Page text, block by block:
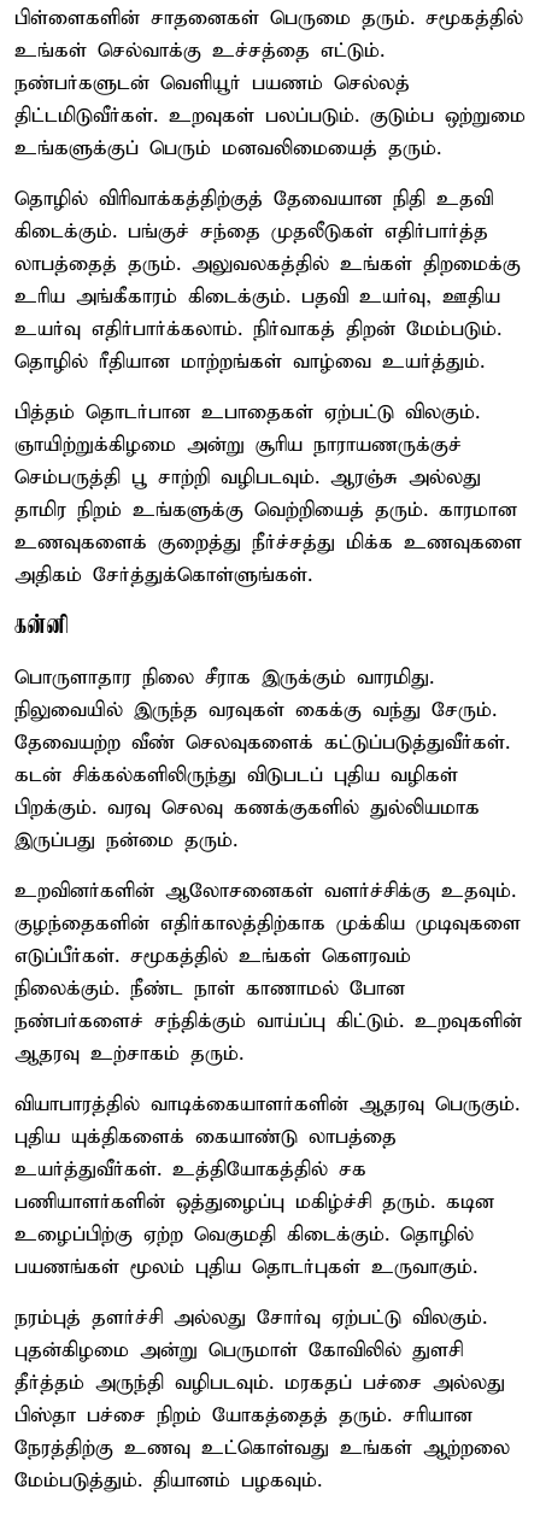
பிள்ளைகளின் சாதனைகள் பெருமை தரும். சமூகத்தில்
உங்கள் செல்வாக்கு உச்சத்தை எட்டும்.
நண்பர்களுடன் வெளியூர் பயணம் செல்லத்
திட்டமிடுவீர்கள். உறவுகள் பலப்படும். குடும்ப ஒற்றுமை
உங்களுக்குப் பெரும் மனவலிமையைத் தரும்.
தொழில் விரிவாக்கத்திற்குத் தேவையான நிதி உதவி
கிடைக்கும். பங்குச் சந்தை முதலீடுகள் எதிர்பார்த்த
லாபத்தைத் தரும். அலுவலகத்தில் உங்கள் திறமைக்கு
உரிய அங்கீகாரம் கிடைக்கும். பதவி உயர்வு, ஊதிய
உயர்வு எதிர்பார்க்கலாம். நிர்வாகத் திறன் மேம்படும்.
தொழில் ரீதியான மாற்றங்கள் வாழ்வை உயர்த்தும்.
பித்தம் தொடர்பான உபாதைகள் ஏற்பட்டு விலகும்.
ஞாயிற்றுக்கிழமை அன்று சூரிய நாராயணருக்குச்
செம்பருத்தி பூ சாற்றி வழிபடவும். ஆரஞ்சு அல்லது
தாமிர நிறம் உங்களுக்கு வெற்றியைத் தரும். காரமான
உணவுகளைக் குறைத்து நீர்ச்சத்து மிக்க உணவுகளை
அதிகம் சேர்த்துக்கொள்ளுங்கள்.
கன்னி
பொருளாதார நிலை சீராக இருக்கும் வாரமிது.
நிலுவையில் இருந்த வரவுகள் கைக்கு வந்து சேரும்.
தேவையற்ற வீண் செலவுகளைக் கட்டுப்படுத்துவீர்கள்.
கடன் சிக்கல்களிலிருந்து விடுபடப் புதிய வழிகள்
பிறக்கும். வரவு செலவு கணக்குகளில் துல்லியமாக
இருப்பது நன்மை தரும்.
உறவினர்களின் ஆலோசனைகள் வளர்ச்சிக்கு உதவும்.
குழந்தைகளின் எதிர்காலத்திற்காக முக்கிய முடிவுகளை
எடுப்பீர்கள். சமூகத்தில் உங்கள் கௌரவம்
நிலைக்கும். நீண்ட நாள் காணாமல் போன
நண்பர்களைச் சந்திக்கும் வாய்ப்பு கிட்டும். உறவுகளின்
ஆதரவு உற்சாகம் தரும்.
வியாபாரத்தில் வாடிக்கையாளர்களின் ஆதரவு பெருகும்.
புதிய யுக்திகளைக் கையாண்டு லாபத்தை
உயர்த்துவீர்கள். உத்தியோகத்தில் சக
பணியாளர்களின் ஒத்துழைப்பு மகிழ்ச்சி தரும். கடின
உழைப்பிற்கு ஏற்ற வெகுமதி கிடைக்கும். தொழில்
பயணங்கள் மூலம் புதிய தொடர்புகள் உருவாகும்.
நரம்புத் தளர்ச்சி அல்லது சோர்வு ஏற்பட்டு விலகும்.
புதன்கிழமை அன்று பெருமாள் கோவிலில் துளசி
தீர்த்தம் அருந்தி வழிபடவும். மரகதப் பச்சை அல்லது
பிஸ்தா பச்சை நிறம் யோகத்தைத் தரும். சரியான
நேரத்திற்கு உணவு உட்கொள்வது உங்கள் ஆற்றலை
மேம்படுத்தும். தியானம் பழகவும்.